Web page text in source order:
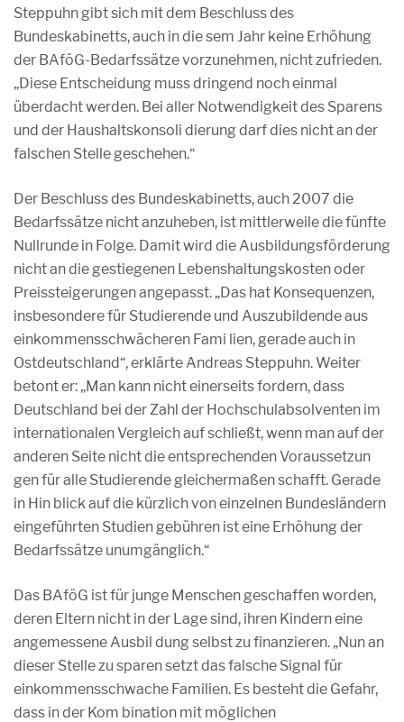
Steppuhn gibt sich mit dem Beschluss des
Bundeskabinetts, auch in die sem Jahr keine Erhöhung
der BAföG-Bedarfssätze vorzunehmen, nicht zufrieden.
„Diese Entscheidung muss dringend noch einmal
überdacht werden. Bei aller Notwendigkeit des Sparens
und der Haushaltskonsoli dierung darf dies nicht an der
falschen Stelle geschehen.“
Der Beschluss des Bundeskabinetts, auch 2007 die
Bedarfssätze nicht anzuheben, ist mittlerweile die fünfte
Nullrunde in Folge. Damit wird die Ausbildungsförderung
nicht an die gestiegenen Lebenshaltungskosten oder
Preissteigerungen angepasst. „Das hat Konsequenzen,
insbesondere für Studierende und Auszubildende aus
einkommensschwächeren Fami lien, gerade auch in
Ostdeutschland“, erklärte Andreas Steppuhn. Weiter
betont er: „Man kann nicht einerseits fordern, dass
Deutschland bei der Zahl der Hochschulabsolventen im
internationalen Vergleich auf schließt, wenn man auf der
anderen Seite nicht die entsprechenden Voraussetzun
gen für alle Studierende gleichermaßen schafft. Gerade
in Hin blick auf die kürzlich von einzelnen Bundesländern
eingeführten Studien gebühren ist eine Erhöhung der
Bedarfssätze unumgänglich.“
Das BAföG ist für junge Menschen geschaffen worden,
deren Eltern nicht in der Lage sind, ihren Kindern eine
angemessene Ausbil dung selbst zu finanzieren. „Nun an
dieser Stelle zu sparen setzt das falsche Signal für
einkommensschwache Familien. Es besteht die Gefahr,
dass in der Kom bination mit möglichen